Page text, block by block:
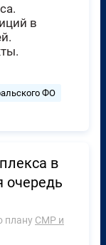
в
ФО
в
очередь
плану СМР и